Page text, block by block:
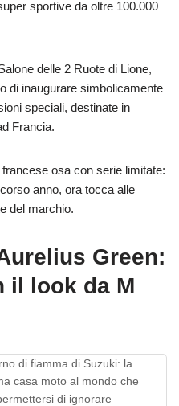
sportive da oltre 100.000
delle 2 Ruote di Lione,
di inaugurare simbolicamente
speciali, destinate in
Francia.
osa con serie limitate:
anno, ora tocca alle
del marchio.
Green:
il look da M
di fiamma di Suzuki: la
casa moto al mondo che
di ignorare